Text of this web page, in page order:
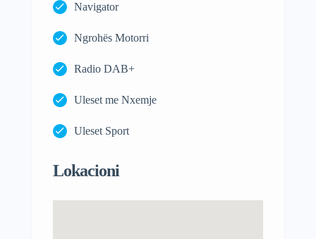
Navigator
Ngrohës Motorri
Radio DAB+
Uleset me Nxemje
Uleset Sport
Lokacioni